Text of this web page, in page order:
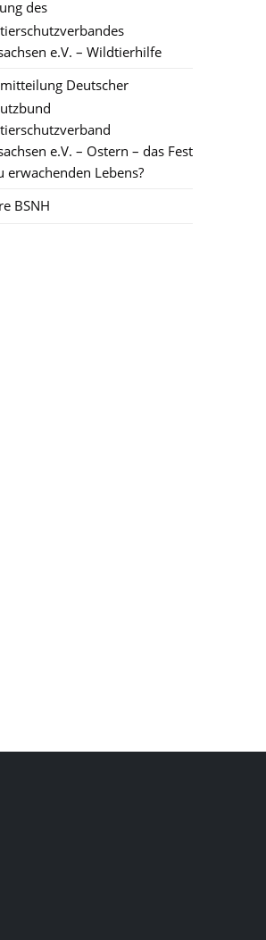
des
e.V. – Wildtierhilfe
Deutscher
e.V. – Ostern – das Fest
erwachenden Lebens?
BSNH